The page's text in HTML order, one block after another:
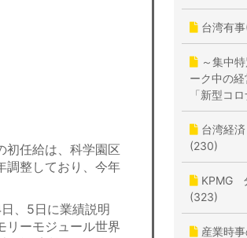
初任給は、科学園区
調整しており、今年
、5日に業績説明
リーモジュール世界
台湾有
～集中
ーク中の
「新型コ
台湾経
(230)
KPMG
(323)
産業時